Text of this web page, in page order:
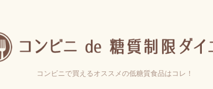
コンビニで買えるオススメの低糖質食品はコレ！